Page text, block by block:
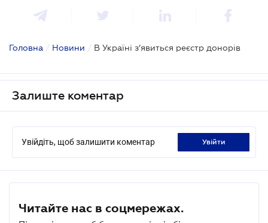
Головна / Новини / В Україні з’явиться реєстр донорів
Залиште коментар
Увійдіть, щоб залишити коментар увійти
Читайте нас в соцмережах.